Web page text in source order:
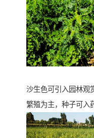
沙生色可引入园林观
繁殖为主，种子可入